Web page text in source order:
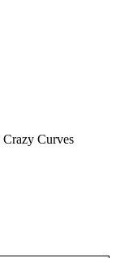
Crazy Curves